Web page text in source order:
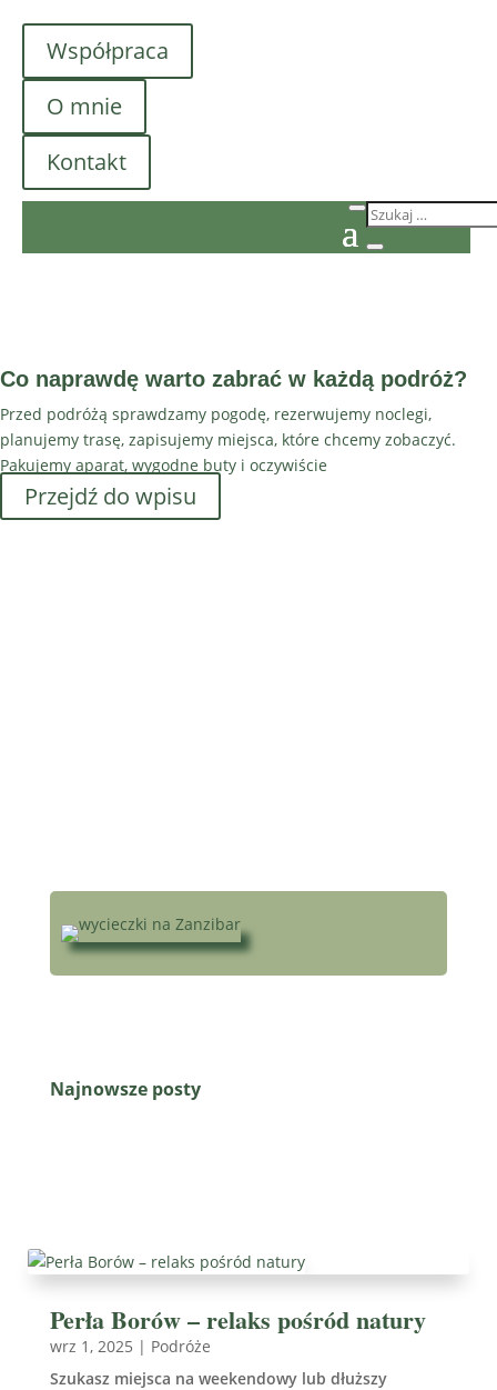
Współpraca
O mnie
Kontakt
Co naprawdę warto zabrać w każdą podróż?
Przed podróżą sprawdzamy pogodę, rezerwujemy noclegi,
planujemy trasę, zapisujemy miejsca, które chcemy zobaczyć.
Pakujemy aparat, wygodne buty i oczywiście
Przejdź do wpisu
Najnowsze posty
Perła Borów – relaks pośród natury
wrz 1, 2025 | Podróże
Szukasz miejsca na weekendowy lub dłuższy